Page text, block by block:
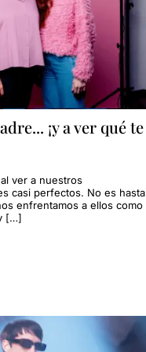
¡y a ver qué te
ver a nuestros
casi perfectos. No es hasta
enfrentamos a ellos como
[…]